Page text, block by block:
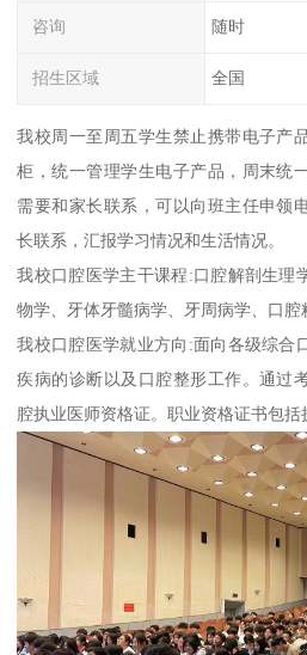
咨询 随时
招生区域 全国
我校周一至周五学生禁止携带电子产
柜，统一管理学生电子产品，周末统
需要和家长联系，可以向班主任申领
长联系，汇报学习情况和生活情况。
我校口腔医学主干课程:口腔解剖生理
物学、牙体牙髓病学、牙周病学、口腔
我校口腔医学就业方向:面向各级综合
疾病的诊断以及口腔整形工作。通过
腔执业医师资格证。职业资格证书包